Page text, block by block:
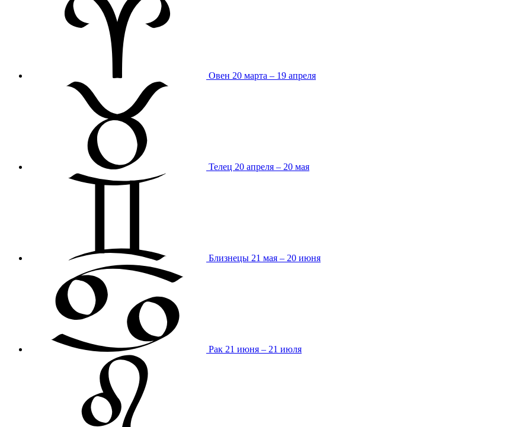
Овен 20 марта – 19 апреля
Телец 20 апреля – 20 мая
Близнецы 21 мая – 20 июня
Рак 21 июня – 21 июля